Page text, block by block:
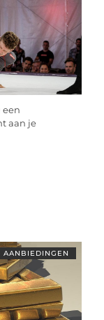
een
aan je
AANBIEDINGEN